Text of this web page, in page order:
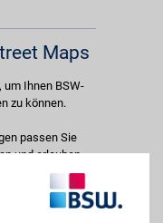
Maps
um Ihnen BSW-
zu können.
passen Sie
und erlauben
können Sie
im